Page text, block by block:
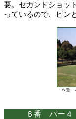
要。セカンドショッ
っているので、ピン
５番
６番 パー